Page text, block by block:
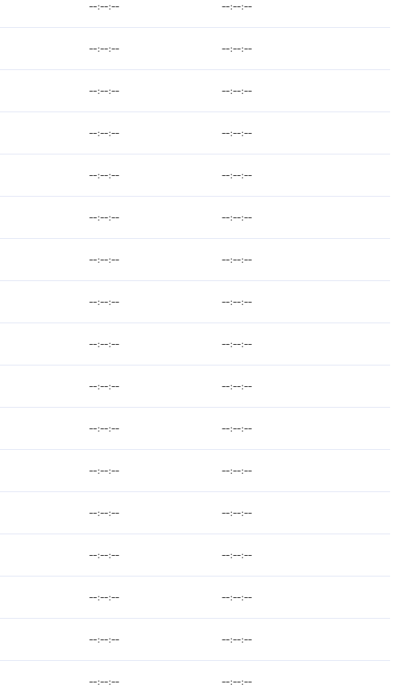
--:--:-- --:--:--
--:--:-- --:--:--
--:--:-- --:--:--
--:--:-- --:--:--
--:--:-- --:--:--
--:--:-- --:--:--
--:--:-- --:--:--
--:--:-- --:--:--
--:--:-- --:--:--
--:--:-- --:--:--
--:--:-- --:--:--
--:--:-- --:--:--
--:--:-- --:--:--
--:--:-- --:--:--
--:--:-- --:--:--
--:--:-- --:--:--
--:--:-- --:--:--